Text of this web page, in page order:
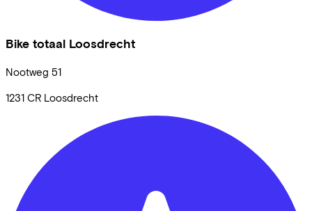
Bike totaal Loosdrecht
Nootweg 51
1231 CR Loosdrecht